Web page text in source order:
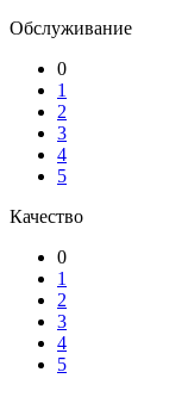
Обслуживание
0
1
2
3
4
5
Качество
0
1
2
3
4
5